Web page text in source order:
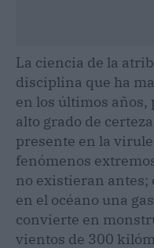
La ciencia de la
disciplina que ha
en los últimos
alto grado de
presente en la
fenómenos
no existieran antes;
en el océano una
convierte en
vientos de 300